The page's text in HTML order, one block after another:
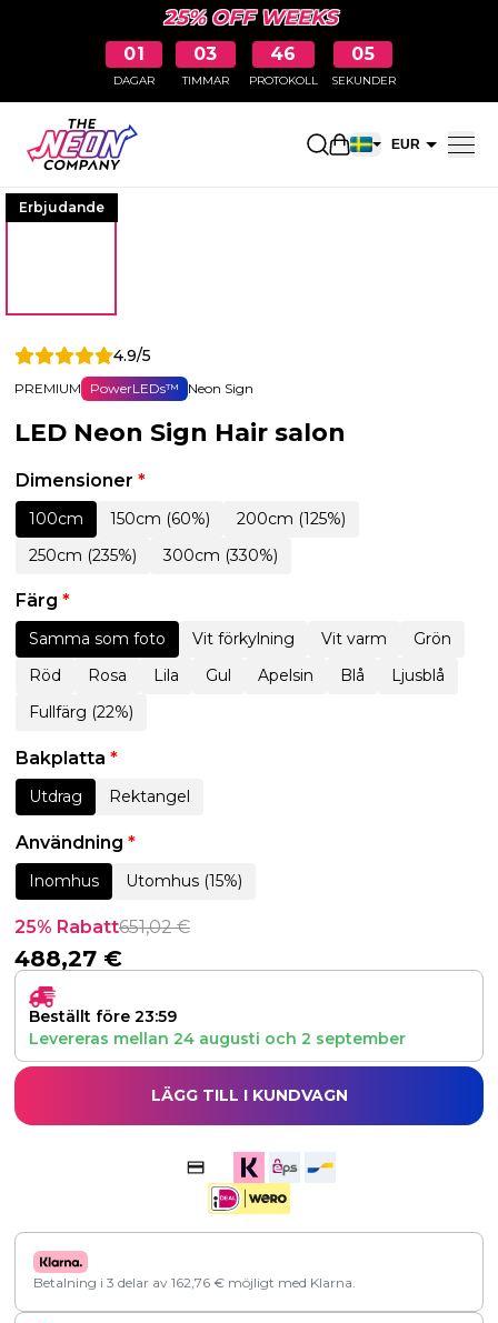
25% OFF WEEKS
01
DAGAR
03
TIMMAR
46
PROTOKOLL
04
SEKUNDER
ÖppnaEUR
Erbjudande
4.9/5
PREMIUM PowerLEDs™ Neon Sign
LED Neon Sign Hair salon
Dimensioner *
100cm 150cm (60%)
200cm (125%)
250cm (235%)
300cm (330%)
Färg *
Samma som foto Vit förkylning Vit varm
Grön
Röd
Rosa Lila Gul Apelsin Blå
Ljusblå
Fullfärg (22%)
Bakplatta *
Utdrag Rektangel
Användning *
Inomhus Utomhus (15%)
25% Rabatt651,02€
488,27 €
Beställt före 23:59
Levereras mellan 24 augusti och 2 september
LÄGG TILL I KUNDVAGN
Betalning i 3 delar av 162,76 € möjligt med Klarna.